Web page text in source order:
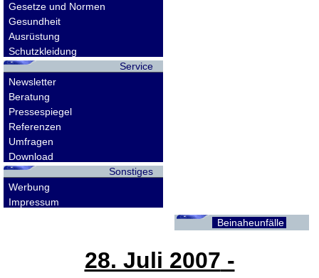
Gesetze und Normen
Gesundheit
Ausrüstung
Schutzkleidung
Service
Newsletter
Beratung
Pressespiegel
Referenzen
Umfragen
Download
Sonstiges
Werbung
Impressum
Beinaheunfälle
28. Juli 2007 -